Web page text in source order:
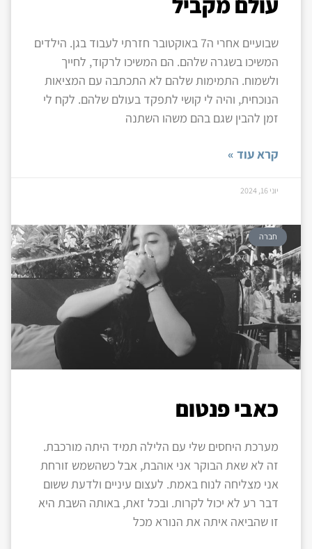
שבועיים אחרי ה7 באוקטובר חזרתי לעבוד בגן. הילדים
המשיכו בשגרה שלהם. הם המשיכו לרקוד, לחייך
ולשמוח. התמימות שלהם לא התכתבה עם המציאות
הנוכחית, והיה לי קושי לתפקד בעולם שלהם. לקח לי
זמן להבין שגם בהם משהו השתנה
קרא עוד »
יוני 16, 2024
חברה
כאבי פנטום
מערכת היחסים שלי עם הלילה תמיד היתה מורכבת.
זה לא שאת הבוקר אני אוהבת, אבל כשהשמש זורחת
אני מצליחה לנוח באמת. לעצום עיניים ולדעת ששום
דבר רע לא יכול לקרות. ובכל זאת, באותה השבת היא
זו שהביאה איתה את הנורא מכל